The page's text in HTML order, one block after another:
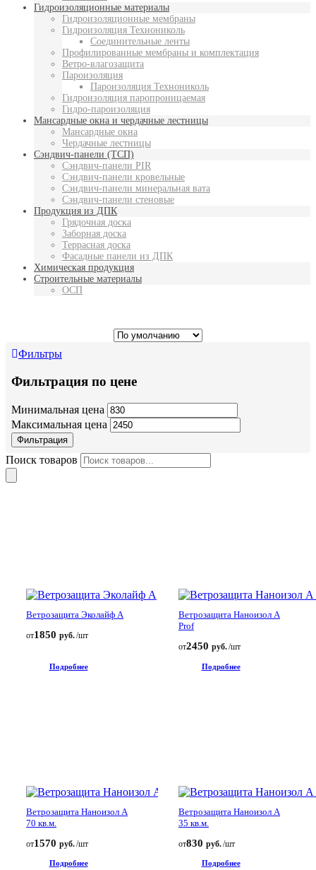
Гидроизоляционные материалы
Гидроизоляционные мембраны
Гидроизоляция Технониколь
Соединительные ленты
Профилированные мембраны и комплектация
Ветро-влагозащита
Пароизоляция
Пароизоляция Технониколь
Гидроизоляция паропроницаемая
Гидро-пароизоляция
Мансардные окна и чердачные лестницы
Мансардные окна
Чердачные лестницы
Сэндвич-панели (ТСП)
Сэндвич-панели PIR
Сэндвич-панели кровельные
Сэндвич-панели минеральная вата
Сэндвич-панели стеновые
Продукция из ДПК
Грядочная доска
Заборная доска
Террасная доска
Фасадные панели из ДПК
Химическая продукция
Строительные материалы
ОСП
Фильтры
Фильтрация по цене
Минимальная цена
Максимальная цена
Фильтрация
Поиск товаров
Ветрозащита Эколайф А
от1850 руб./шт
Подробнее
Ветрозащита Наноизол A
Prof
от2450 руб./шт
Подробнее
Ветрозащита Наноизол А
70 кв.м.
от1570 руб./шт
Подробнее
Ветрозащита Наноизол А
35 кв.м.
от830 руб./шт
Подробнее